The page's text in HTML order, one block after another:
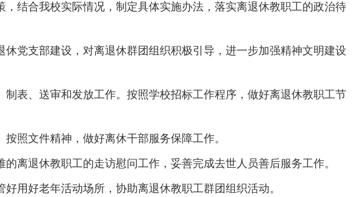
结合我校实际情况，制定具体实施办法，落实离退休教职工的政治待
党支部建设，对离退休群团组织积极引导，进一步加强精神文明建设
表、送审和发放工作。按照学校招标工作程序，做好离退休教职工节
照文件精神，做好离休干部服务保障工作。
离退休教职工的走访慰问工作，妥善完成去世人员善后服务工作。
用好老年活动场所，协助离退休教职工群团组织活动。